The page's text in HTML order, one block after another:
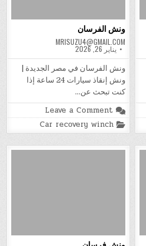
ونش الفرسان
MRISUZU4@GMAIL.COM
يناير 26, 2026
ونش الفرسان في مصر الجديدة |
ونش إنقاذ سيارات 24 ساعة إذا
كنت تبحث عن…
Leave a Comment
ونش
الفرسان Posted
in
Car recovery winch